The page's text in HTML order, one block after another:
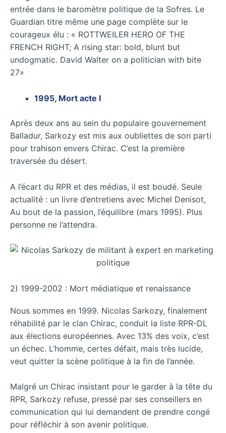
entrée dans le baromètre politique de la Sofres. Le
Guardian titre même une page complète sur le
courageux élu : « ROTTWEILER HERO OF THE
FRENCH RIGHT; A rising star: bold, blunt but
undogmatic. David Walter on a politician with bite
27»
1995, Mort acte I
Après deux ans au sein du populaire gouvernement
Balladur, Sarkozy est mis aux oubliettes de son parti
pour trahison envers Chirac. C’est la première
traversée du désert.
A l’écart du RPR et des médias, il est boudé. Seule
actualité : un livre d’entretiens avec Michel Denisot,
Au bout de la passion, l’équilibre (mars 1995). Plus
personne ne l’attendra.
2) 1999-2002 : Mort médiatique et renaissance
Nous sommes en 1999. Nicolas Sarkozy, finalement
réhabilité par le clan Chirac, conduit la liste RPR-DL
aux élections européennes. Avec 13% des voix, c’est
un échec. L’homme, certes défait, mais très lucide,
veut quitter la scène politique à la fin de l’année.
Malgré un Chirac insistant pour le garder à la tête du
RPR, Sarkozy refuse, pressé par ses conseillers en
communication qui lui demandent de prendre congé
pour réfléchir à son avenir politique.